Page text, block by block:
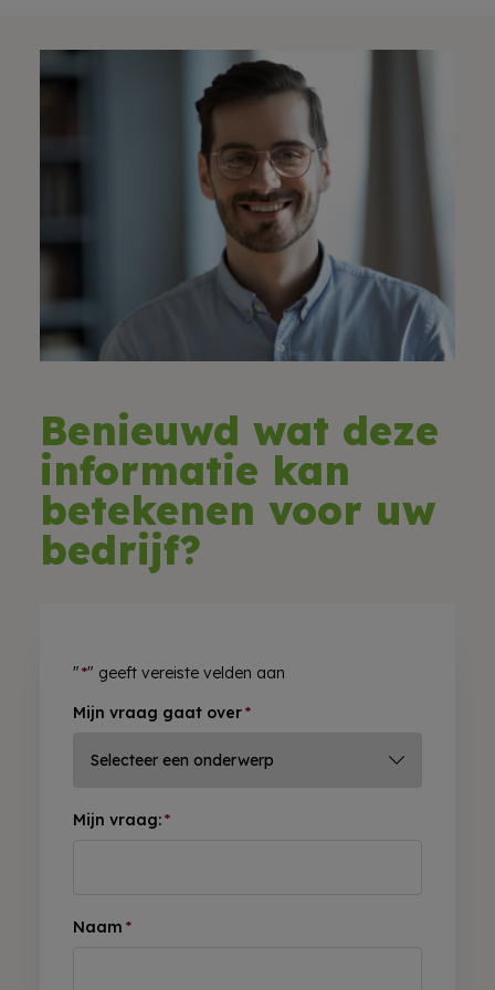
Benieuwd wat deze
informatie kan
betekenen voor uw
bedrijf?
"*" geeft vereiste velden aan
Mijn vraag gaat over*
Mijn vraag:*
Naam *